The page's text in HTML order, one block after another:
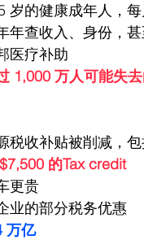
岁的健康成年人，
年查收入、身份，
医疗补助
1,000 万人可能失
收补贴被削减，包
的Tax credit
更贵
业的部分税务优惠
万亿